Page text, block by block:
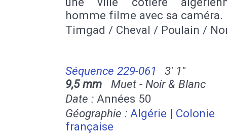
homme filme avec sa caméra.
Timgad / Cheval / Poulain /
Séquence 229-061
3' 1''
9,5 mm Muet - Noir & Blanc
Date : Années 50
Géographie : Algérie | Colonie
française